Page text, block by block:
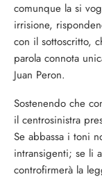
comunque la si
irrisione,
con il sottoscritto,
parola connota
Juan Peron.
Sostenendo che
il centrosinistra
Se abbassa i toni
intransigenti; se li
controfirmerà la